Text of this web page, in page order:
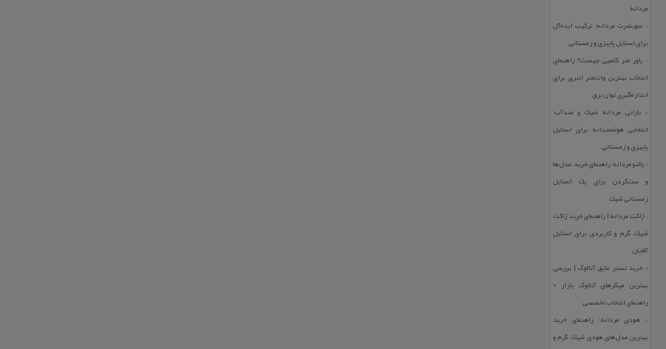
مردانه
:: سویشرت مردانه؛ تركیب ایده‌آل
برای استایل پاییزی و زمستانی
:: پاور متر كلمپی چیست؟ راهنمای
انتخاب بهترین وات‌متر انبری برای
اندازه‌گیری توان برق
:: بارانی مردانه شیك و ضدآب؛
انتخابی هوشمندانه برای استایل
پاییزی و زمستانی
:: پالتو مردانه؛ راهنمای خرید، مدل‌ها
و ست‌كردن برای یك استایل
زمستانی شیك
::ژاكت مردانه | راهنمای خرید ژاكت
شیك، گرم و كاربردی برای استایل
آقایان
:: خرید تستر عایق آنالوگ | بررسی
بهترین میگرهای آنالوگ بازار +
راهنمای انتخاب تخصصی
:: هودی مردانه؛ راهنمای خرید
بهترین مدل‌های هودی شیك، گرم و